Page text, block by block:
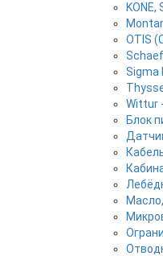
KONE,
OTIS
Sigma
Wittur
Блок